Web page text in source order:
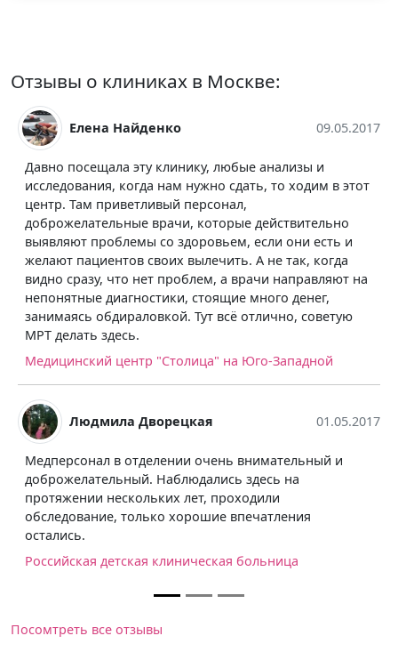
Отзывы о клиниках в Москве:
09.05.2017
клинику, любые анализы и
нам нужно сдать, то ходим в этот
персонал,
врачи, которые действительно
со здоровьем, если они есть и
своих вылечить. А не так, когда
проблем, а врачи направляют на
стоящие много денег,
Тут всё отлично, советую
"Столица" на Юго-Западной
01.05.2017
очень внимательный и
Наблюдались здесь на
лет, проходили
хорошие впечатления
клиническая больница
Саша
Очень хорошая
услуг на высоком
работает,
рассказали и
прошла хорошо,
30. Всё так быстро
получаются
работают опытные
операции проводят
расчет. Причем
полностью частных
в разы дороже.
ФГБУ "Научный